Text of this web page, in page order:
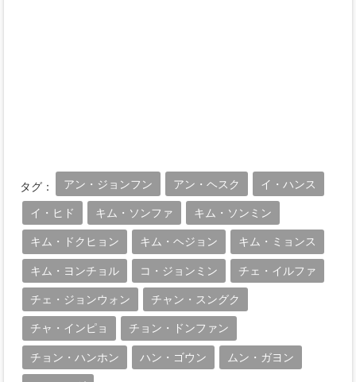
タグ： アン・ジョンフン アン・ヘスク イ・ハンス
イ・ヒド キム・ソンファ キム・ソンミン
キム・ドクヒョン キム・ヘジョン キム・ミョンス
キム・ヨンチョル コ・ジョンミン チェ・イルファ
チェ・ジョンウォン チャン・スングク
チャ・インピョ チョン・ドンファン
チョン・ハンホン ハン・ゴウン ムン・ガヨン